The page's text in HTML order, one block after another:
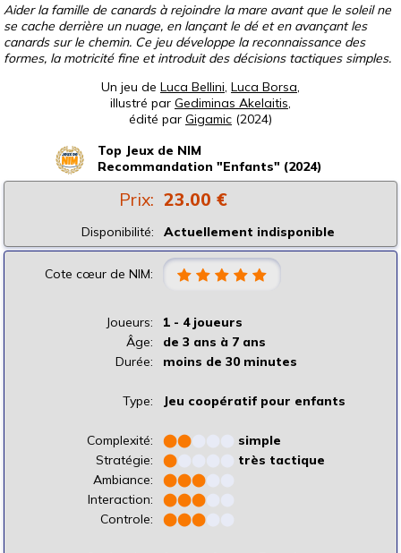
Aider la famille de canards à rejoindre la mare avant que le soleil ne
se cache derrière un nuage, en lançant le dé et en avançant les
canards sur le chemin. Ce jeu développe la reconnaissance des
formes, la motricité fine et introduit des décisions tactiques simples.
Un jeu de Luca Bellini Luca Borsa
illustré par Gediminas Akelaitis
édité par Gigamic (2024)
Top Jeux de NIM
Recommandation "Enfants" (2024)
Prix: 23.00 €
Disponibilité: Actuellement indisponible
Cote cœur de NIM:
Joueurs:
1 - 4 joueurs
Âge:
de 3 ans à 7 ans
Durée:
moins de 30 minutes
Type: Jeu coopératif pour enfants
Complexité: ⬤⬤
simple
Stratégie:
⬤
très tactique
Ambiance:
⬤⬤⬤
Interaction:
⬤⬤⬤
Controle:
⬤⬤⬤